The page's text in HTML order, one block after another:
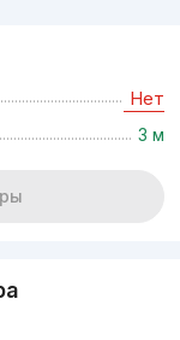
Нет
3 м